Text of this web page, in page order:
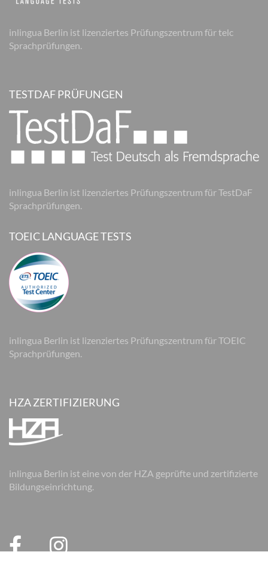
inlingua Berlin ist lizenziertes Prüfungszentrum für telc
Sprachprüfungen.
TESTDAF PRÜFUNGEN
inlingua Berlin ist lizenziertes Prüfungszentrum für TestDaF
Sprachprüfungen.
TOEIC LANGUAGE TESTS
inlingua Berlin ist lizenziertes Prüfungszentrum für TOEIC
Sprachprüfungen.
HZA ZERTIFIZIERUNG
inlingua Berlin ist eine von der HZA geprüfte und zertifizierte
Bildungseinrichtung.